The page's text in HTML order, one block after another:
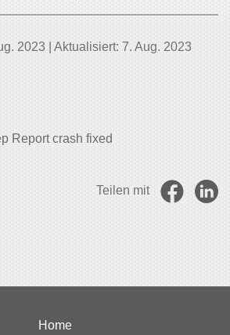
2023 | Aktualisiert: 7. Aug. 2023
Report crash fixed
Teilen mit
Home